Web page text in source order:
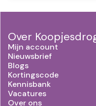
Over
Mijn account
Nieuwsbrief
Blogs
Kortingscode
Kennisbank
Vacatures
Over ons